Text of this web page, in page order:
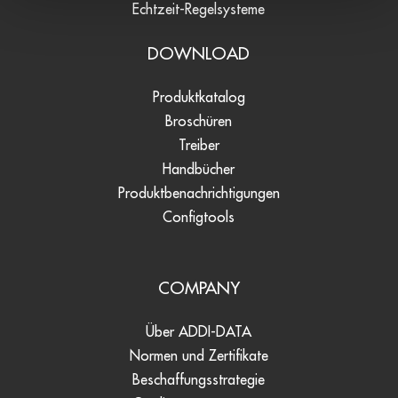
Echtzeit-Regelsysteme
DOWNLOAD
Produktkatalog
Broschüren
Treiber
Handbücher
Produktbenachrichtigungen
Configtools
COMPANY
Über ADDI-DATA
Normen und Zertifikate
Beschaffungsstrategie